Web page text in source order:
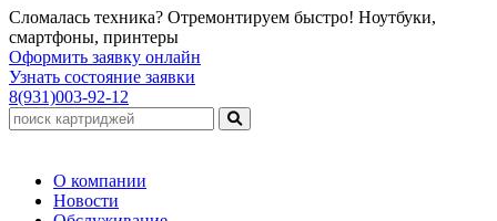
Сломалась техника? Отремонтируем быстро! Ноутбуки,
смартфоны, принтеры
Оформить заявку онлайн
Узнать состояние заявки
8(931)003-92-12
О компании
Новости